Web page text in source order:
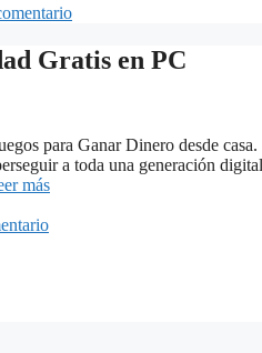
Gratis en PC
para Ganar Dinero desde
a toda una generación
más